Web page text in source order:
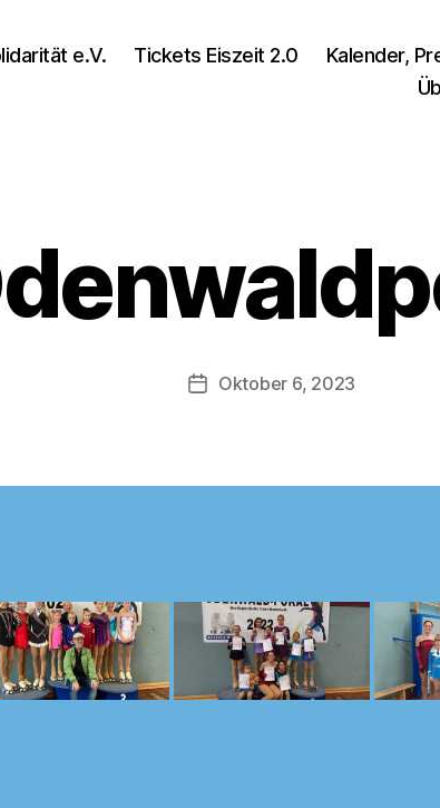
e.V. Tickets Eiszeit 2.0 Kalender,
Veröffentlichungsdatum
Oktober 6, 2023